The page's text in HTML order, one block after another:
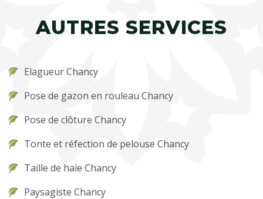
AUTRES SERVICES
Elagueur Chancy
Pose de gazon en rouleau Chancy
Pose de clôture Chancy
Tonte et réfection de pelouse Chancy
Taille de haie Chancy
Paysagiste Chancy